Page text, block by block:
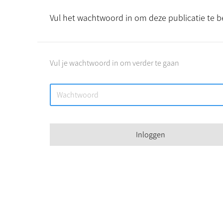
Vul het wachtwoord in om deze publicatie te
Vul je wachtwoord in om verder te gaan